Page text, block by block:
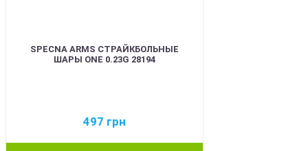
SPECNA ARMS СТРАЙКБОЛЬНЫЕ
ШАРЫ ONE 0.23G 28194
497 грн